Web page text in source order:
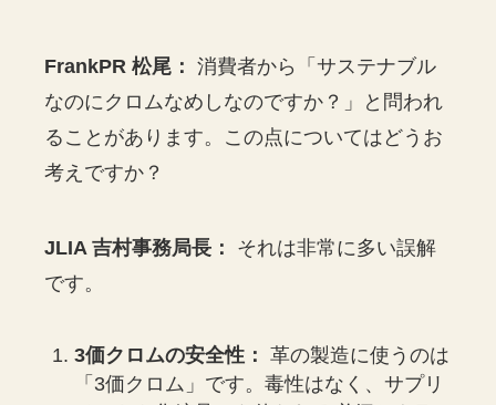
FrankPR 松尾： 消費者から「サステナブル
なのにクロムなめしなのですか？」と問われ
ることがあります。この点についてはどうお
考えですか？
JLIA 吉村事務局長：
それは非常に多い誤解
です。
3価クロムの安全性： 革の製造に使うのは
「3価クロム」です。毒性はなく、サプリ